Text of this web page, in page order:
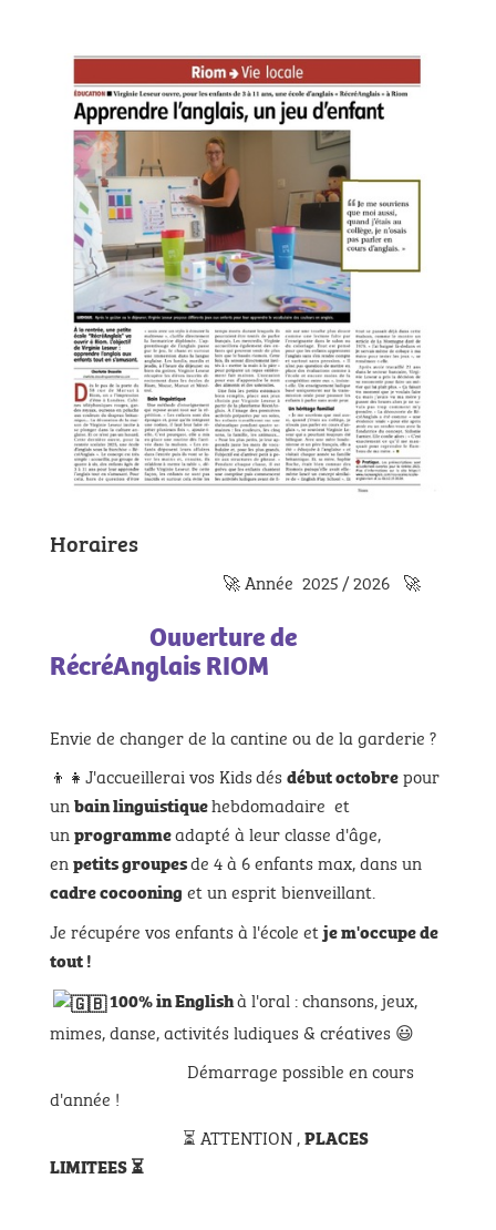
Horaires
🚀 Année 2025 / 2026 🚀
Ouverture de
RécréAnglais RIOM
Envie de changer de la cantine ou de la garderie ?
👦👧J'accueillerai vos Kidsdésdébut octobrepour
unbain linguistiquehebdomadaire et
unprogrammeadapté à leur classe d'âge,
enpetits groupesde 4 à 6 enfants max, dans un
cadre cocooning et un esprit bienveillant.
Je récupére vos enfants à l'école etje m'occupe de
tout !
100% in Englishà l'oral : chansons, jeux,
mimes, danse, activités ludiques & créatives 😃
Démarrage possible en cours
d'année !
⏳ ATTENTION ,PLACES
LIMITEES ⏳